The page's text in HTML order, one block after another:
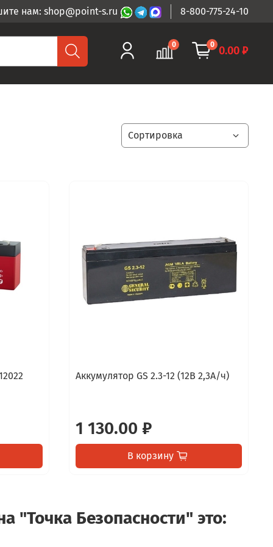
нам: shop@point-s.ru 8-800-775-24-10
0 0 0.00 ₽
Аккумулятор GS 2.3-12 (12В 2,3А/ч)
1 130.00 ₽
В корзину
"Точка Безопасности" это: